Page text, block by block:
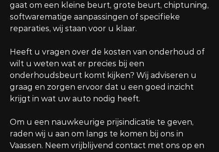
gaat om een kleine beurt, grote beurt, chiptuning,
softwarematige aanpassingen of specifieke
reparaties, wij staan voor u klaar.
Heeft u vragen over de kosten van onderhoud of
wilt u weten wat er precies bij een
onderhoudsbeurt komt kijken? Wij adviseren u
graag en zorgen ervoor dat u een goed inzicht
krijgt in wat uw auto nodig heeft.
Om u een nauwkeurige prijsindicatie te geven,
raden wij u aan om langs te komen bij ons in
Vaassen. Neem vrijblijvend contact met ons op en